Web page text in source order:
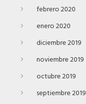
febrero 2020
enero 2020
diciembre 2019
noviembre 2019
octubre 2019
septiembre 2019